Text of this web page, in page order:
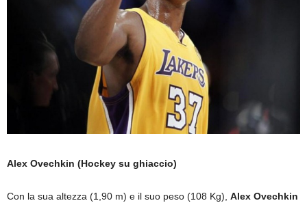
Alex Ovechkin (Hockey su ghiaccio)
Con la sua altezza (1,90 m) e il suo peso (108 Kg), Alex Ovechkin